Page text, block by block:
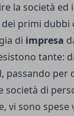
la società
primi dubbi
di impresa
tante:
passando per
società di
vi sono spese